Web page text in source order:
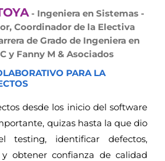
- Ingeniera en Sistemas -
Coordinador de la Electiva
de Grado de Ingeniera en
y Fanny M & Asociados
PARA LA
desde los inicio del software
quizas hasta la que dio
identificar defectos,
obtener confianza de calidad